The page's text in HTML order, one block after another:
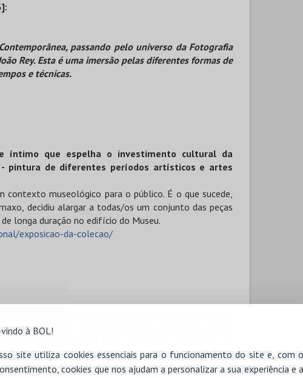
à BOL!
site utiliza cookies essenciais para o funcionamento do site e, com o
cookies que nos ajudam a personalizar a sua experiência e a
:
passando pelo universo da Fotografia
Rey. Esta é uma imersão pelas diferentes formas de
e técnicas.
íntimo que espelha o investimento cultural da
- pintura de diferentes períodos artísticos e artes
contexto museológico para o público. É o que sucede,
decidiu alargar a todas/os um conjunto das peças
longa duração no edifício do Museu.
exposicao-da-colecao/
deuses e há semideuses e há heróis, há anjos, há
voláteis e outros nebulados, há rostos de olhos
há dispositivos mecânicos, há plantas, há
há a terra refletida vista debaixo para cima e vice-versa,
em estar, permanecer, demorar-se. Há sublime.